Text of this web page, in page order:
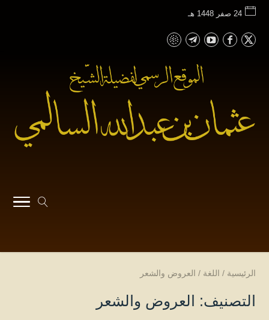
24 صفر 1448 هـ
الرئيسية / اللغة / العروض والشعر
التصنيف: العروض والشعر